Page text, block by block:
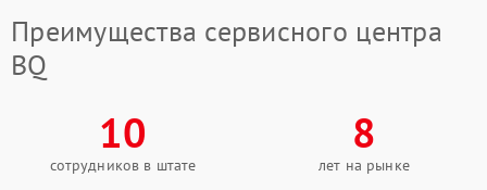
Преимущества сервисного центра
BQ
10
сотрудников в штате
8
лет на рынке